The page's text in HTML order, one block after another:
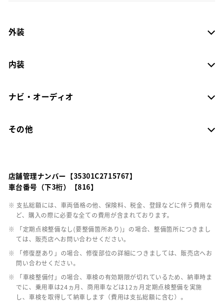
外装
内装
ナビ・オーディオ
その他
店舗管理ナンバー【35301C2715767】
車台番号（下3桁）【816】
※ 支払総額には、車両価格の他、保険料、税金、登録などに伴う費用な
ど、購入の際に必要な全ての費用が含まれております。
※ 「定期点検整備なし(要整備箇所あり)」の場合、整備箇所につきまし
ては、販売店へお問い合わせください。
※ 「修復歴あり」の場合、修復部位の詳細につきましては、販売店へお
問い合わせください。
※ 「車検整備付」の場合、車検の有効期限が切れているため、納車時ま
でに、乗用車は24ヵ月、商用車などは12ヵ月定期点検整備を実施
し、車検を取得して納車します（費用は支払総額に含む）。